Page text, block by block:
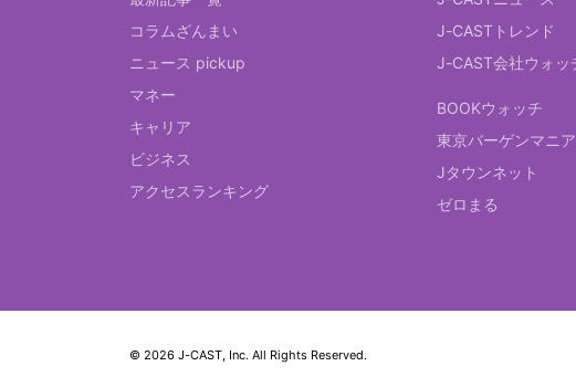
コラムざんまい
ニュース pickup
マネー
キャリア
ビジネス
アクセスランキング
J-CASTトレンド
J-CAST会社ウォッ
BOOKウォッチ
東京バーゲンマニア
Jタウンネット
ゼロまる
© 2026 J-CAST, Inc. All Rights Reserved.